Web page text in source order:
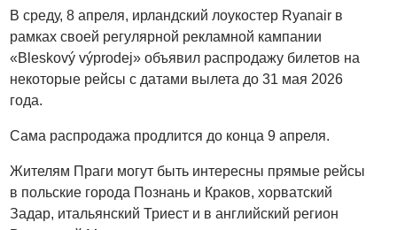
В среду, 8 апреля, ирландский лоукостер Ryanair в
рамках своей регулярной рекламной кампании
«Bleskový výprodej» объявил распродажу билетов на
некоторые рейсы с датами вылета до 31 мая 2026
года.
Сама распродажа продлится до конца 9 апреля.
Жителям Праги могут быть интересны прямые рейсы
в польские города Познань и Краков, хорватский
Задар, итальянский Триест и в английский регион